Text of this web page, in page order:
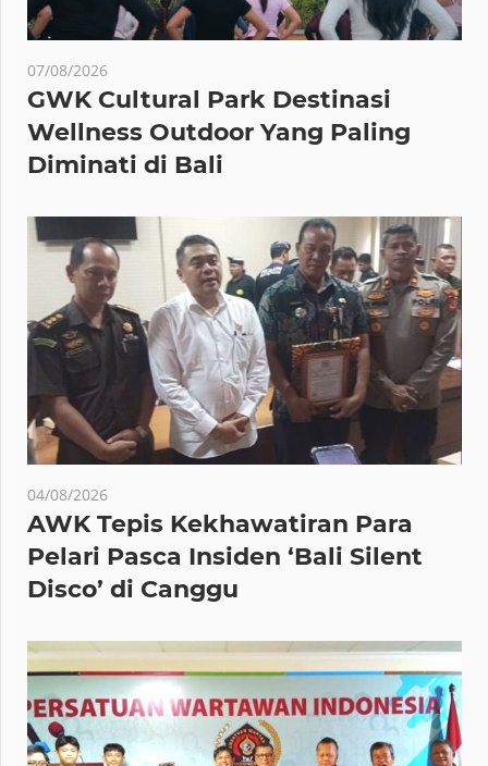
07/08/2026
GWK Cultural Park Destinasi
Wellness Outdoor Yang Paling
Diminati di Bali
04/08/2026
AWK Tepis Kekhawatiran Para
Pelari Pasca Insiden ‘Bali Silent
Disco’ di Canggu